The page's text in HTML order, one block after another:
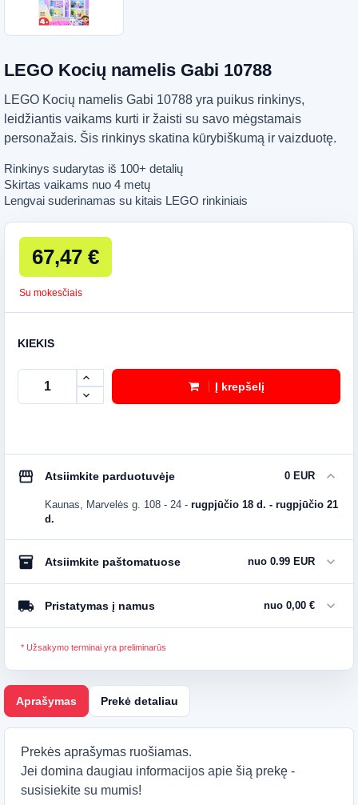
LEGO Kocių namelis Gabi 10788
LEGO Kocių namelis Gabi 10788 yra puikus rinkinys,
leidžiantis vaikams kurti ir žaisti su savo mėgstamais
personažais. Šis rinkinys skatina kūrybiškumą ir vaizduotę.
Rinkinys sudarytas iš 100+ detalių
Skirtas vaikams nuo 4 metų
Lengvai suderinamas su kitais LEGO rinkiniais
67,47 €
Su mokesčiais
KIEKIS
Į krepšelį
storefront Atsiimkite parduotuvėje 0 EUR expand_more
Kaunas, Marvelės g. 108 - 24 - rugpjūčio 18 d. - rugpjūčio 21
d.
inventory_2Atsiimkite paštomatuose nuo 0.99 EUR expand_more
local_shipping Pristatymas į namus nuo 0,00 € expand_more
* Užsakymo terminai yra preliminarūs
Aprašymas Prekė detaliau
Prekės aprašymas ruošiamas.
Jei domina daugiau informacijos apie šią prekę -
susisiekite su mumis!